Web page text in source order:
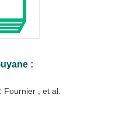
:
Fournier ; et al.